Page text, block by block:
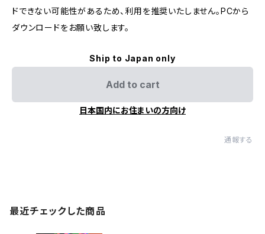
ドできない可能性があるため、利用を推奨いたしません。PCから
ダウンロードをお願い致します。
Ship to Japan only
Add to cart
日本国内にお住まいの方向け
通報する
最近チェックした商品